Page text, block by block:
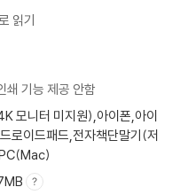
(BU)
Point
읽기
쇄 기능 제공 안함
모니터 미지원),아이폰,아이
로이드패드,전자책단말기(저